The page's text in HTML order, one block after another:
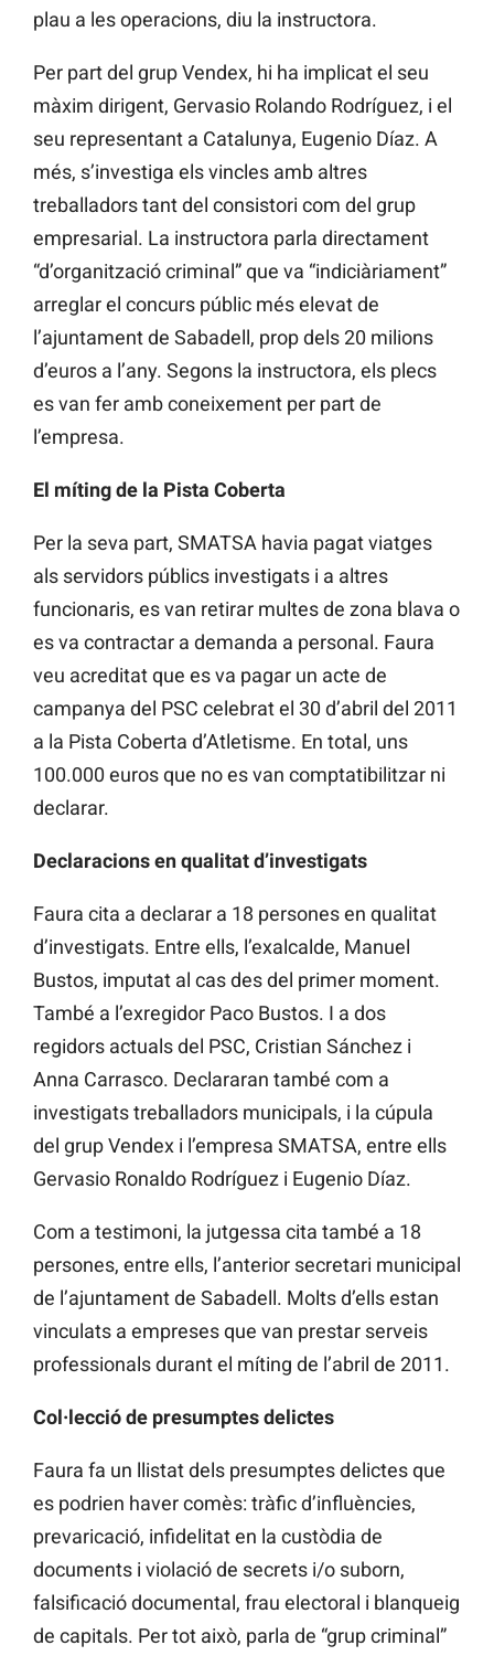
plau a les operacions, diu la instructora.
Per part del grup Vendex, hi ha implicat el seu
màxim dirigent, Gervasio Rolando Rodríguez, i el
seu representant a Catalunya, Eugenio Díaz. A
més, s’investiga els vincles amb altres
treballadors tant del consistori com del grup
empresarial. La instructora parla directament
“d’organització criminal” que va “indiciàriament”
arreglar el concurs públic més elevat de
l’ajuntament de Sabadell, prop dels 20 milions
d’euros a l’any. Segons la instructora, els plecs
es van fer amb coneixement per part de
l’empresa.
El míting de la Pista Coberta
Per la seva part, SMATSA havia pagat viatges
als servidors públics investigats i a altres
funcionaris, es van retirar multes de zona blava o
es va contractar a demanda a personal. Faura
veu acreditat que es va pagar un acte de
campanya del PSC celebrat el 30 d’abril del 2011
a la Pista Coberta d’Atletisme. En total, uns
100.000 euros que no es van comptatibilitzar ni
declarar.
Declaracions en qualitat d’investigats
Faura cita a declarar a 18 persones en qualitat
d’investigats. Entre ells, l’exalcalde, Manuel
Bustos, imputat al cas des del primer moment.
També a l’exregidor Paco Bustos. I a dos
regidors actuals del PSC, Cristian Sánchez i
Anna Carrasco. Declararan també com a
investigats treballadors municipals, i la cúpula
del grup Vendex i l’empresa SMATSA, entre ells
Gervasio Ronaldo Rodríguez i Eugenio Díaz.
Com a testimoni, la jutgessa cita també a 18
persones, entre ells, l’anterior secretari municipal
de l’ajuntament de Sabadell. Molts d’ells estan
vinculats a empreses que van prestar serveis
professionals durant el míting de l’abril de 2011.
Col·lecció de presumptes delictes
Faura fa un llistat dels presumptes delictes que
es podrien haver comès: tràfic d’influències,
prevaricació, infidelitat en la custòdia de
documents i violació de secrets i/o suborn,
falsificació documental, frau electoral i blanqueig
de capitals. Per tot això, parla de “grup criminal”